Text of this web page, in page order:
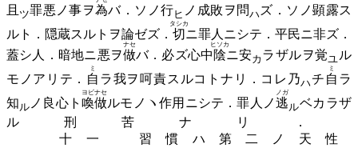
且 ツ罪悪ノ事ヲ為バ．ソノ行ヒ ノ成敗ヲ 問ハ ズ．ソノ顕露ス
ルト．隠蔵スルトヲ論ゼズ． 切
タシカ
ニ罪人ニシテ．平民ニ非ズ．
蓋シ人．暗地ニ悪ヲ做
ナセ
バ．必ズ心中 陰
ヒソカ
ニ安カ ラザルヲ覚ユ ル
モノアリテ． 自
ミ
ラ我ヲ呵責スルコトナリ．コレ 乃ハチ 自
ミ
ラ
知ル ノ良心ト 喚做
ヨビナセ
ルモノヽ作用ニシテ．罪人ノ逃
ノガ
ルベカラザ
ル刑苦ナリ．
十一 習慣ハ第二ノ天性